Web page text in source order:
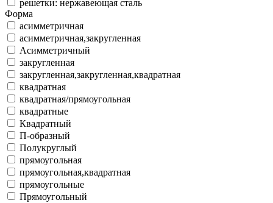
решетки: нержавеющая сталь
Форма
асимметричная
асимметричная,закругленная
Асимметричный
закругленная
закругленная,закругленная,квадратная
квадратная
квадратная/прямоугольная
квадратные
Квадратный
П-образный
Полукруглый
прямоугольная
прямоугольная,квадратная
прямоугольные
Прямоугольный